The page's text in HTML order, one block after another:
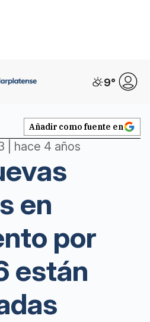
9°
Añadir como fuente en
| hace 4 años
en
por
están